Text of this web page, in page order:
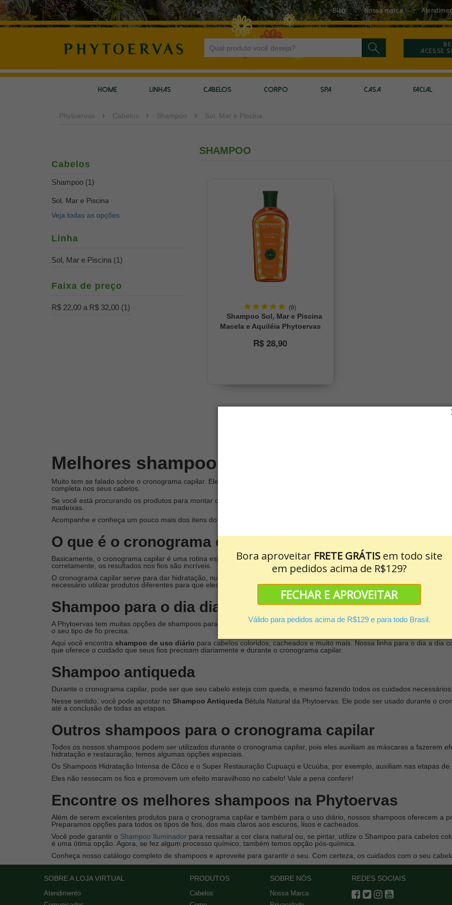
Bora aproveitar FRETE GRÁTISem todo site
em pedidos acima de R$129?
FECHAR E APROVEITAR
Válido para pedidos acima de R$129 e para todo Brasil.
Blog Nossa marca
Acesse
HOME LINHAS CABELOS CORPO SPA CASA FACIAL
Phytoervas Cabelos Shampoo Sol, Mar e Piscina
Cabelos
Shampoo (1)
Sol, Mar e Piscina
Veja todas as opções
Linha
Sol, Mar e Piscina (1)
Faixa de preço
R$ 22,00 a R$ 32,00 (1)
SHAMPOO
(9)
Shampoo Sol, Mar e Piscina
Macela e Aquiléia Phytoervas
R$ 28,90
Melhores shampoos para o seu cronograma
Muito tem se falado sobre o cronograma capilar. Ele nada mais é do que a combinação certa de produtos de qualidade
completa nos seus cabelos.
Se você está procurando os produtos para montar o seu cronograma capilar, veio ao lugar certo! A Phytoervas tem opções
madeixas.
Acompanhe e conheça um pouco mais dos itens do nosso catálogo!
O que é o cronograma capilar e para que serve
Basicamente, o cronograma capilar é uma rotina específica de cuidados com o cabelo, que tem uma programação certa e
corretamente, os resultados nos fios são incríveis.
O cronograma capilar serve para dar hidratação, nutrição e promover reconstrução nos fios através de ativos naturais e
necessário utilizar produtos diferentes para que eles cumpram o papel definido.
Shampoo para o dia dia no cronograma capilar
A Phytoervas tem muitas opções de shampoos para o seu dia a dia no catálogo. Isso porque queremos oferecer nutrição
o seu tipo de fio precisa.
Aqui você encontra shampoo de uso diário para cabelos coloridos, cacheados e muito mais. Nossa linha para o dia a dia
que oferece o cuidado que seus fios precisam diariamente e durante o cronograma capilar.
Shampoo antiqueda
Durante o cronograma capilar, pode ser que seu cabelo esteja com queda, e mesmo fazendo todos os cuidados
Nesse sentido, você pode apostar no Shampoo Antiqueda Bétula Natural da Phytoervas. Ele pode ser usado durante o
até a conclusão de todas as etapas.
Outros shampoos para o cronograma capilar
Todos os nossos shampoos podem ser utilizados durante o cronograma capilar, pois eles auxiliam as máscaras a fazerem
hidratação e restauração, temos algumas opções especiais.
Os Shampoos Hidratação Intensa de Côco e o Super Restauração Cupuaçú e Ucuúba, por exemplo, auxiliam nas etapas
Eles não ressecam os fios e promovem um efeito maravilhoso no cabelo! Vale a pena conferir!
Encontre os melhores shampoos na Phytoervas
Além de serem excelentes produtos para o cronograma capilar e também para o uso diário, nossos shampoos oferecem a
Preparamos opções para todos os tipos de fios, dos mais claros aos escuros, lisos e cacheados.
Você pode garantir o Shampoo Iluminador para ressaltar a cor clara natural ou, se pintar, utilize o Shampoo para cabelos
é uma ótima opção. Agora, se fez algum processo químico, também temos opção pós-química.
Conheça nosso catálogo completo de shampoos e aproveite para garantir o seu. Com certeza, os cuidados com o seu
SOBRE A LOJA VIRTUAL
Atendimento
PRODUTOS
Cabelos
SOBRE NÓS
Nossa Marca
REDES SOCIAIS